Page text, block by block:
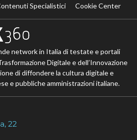
Specialistici
Cookie Center
network in Italia di testate e portali
Digitale e dell’Innovazione
di diffondere la cultura digitale e
e pubbliche amministrazioni italiane.
22